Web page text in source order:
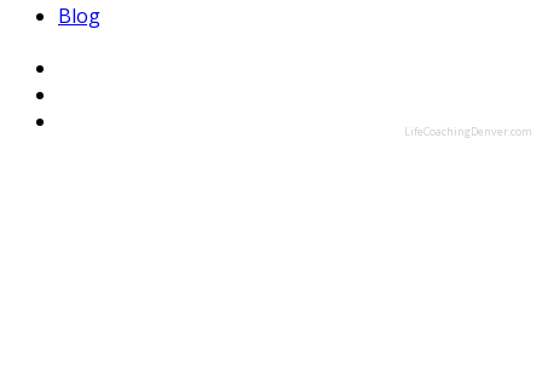
Blog
LifeCoachingDenver.com